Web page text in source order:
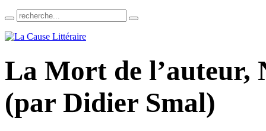
La Mort de l’auteur,
(par Didier Smal)